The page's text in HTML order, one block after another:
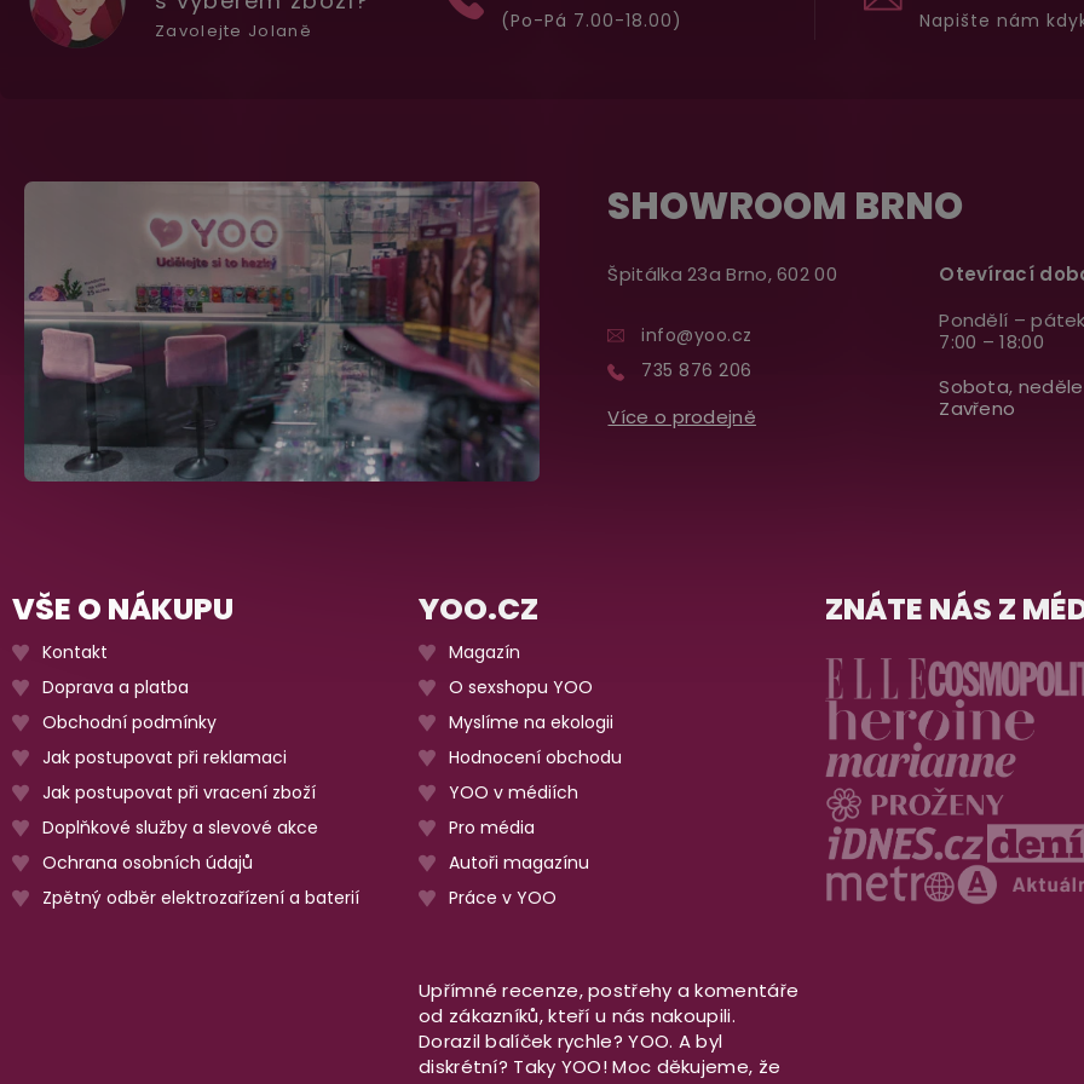
Napište nám
(Po-Pá 7.00-18.00)
Zavolejte Jolaně
SHOWROOM BRNO
Špitálka 23a Brno, 602 00
info@yoo.cz
735 876 206
Více o prodejně
Otevírací
Pondělí –
7:00 – 18:00
Sobota, neděle
Zavřeno
VŠE O NÁKUPU
Kontakt
Doprava a platba
Obchodní podmínky
Jak postupovat při reklamaci
Jak postupovat při vracení zboží
Doplňkové služby a slevové akce
Ochrana osobních údajů
Zpětný odběr elektrozařízení a baterií
YOO.CZ
Magazín
O sexshopu YOO
Myslíme na ekologii
Hodnocení obchodu
YOO v médiích
Pro média
Autoři magazínu
Práce v YOO
ZNÁTE NÁS Z
Upřímné recenze, postřehy a komentáře
od zákazníků, kteří u nás nakoupili.
Dorazil balíček rychle? YOO. A byl
diskrétní? Taky YOO! Moc děkujeme, že